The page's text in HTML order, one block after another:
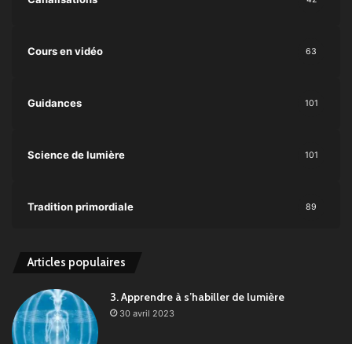
Cours en vidéo 63
Guidances 101
Science de lumière 101
Tradition primordiale 89
Articles populaires
3. Apprendre à s’habiller de lumière
30 avril 2023